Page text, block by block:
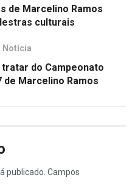
de Marcelino Ramos
culturais
Notícia
do Campeonato
de Marcelino Ramos
publicado. Campos